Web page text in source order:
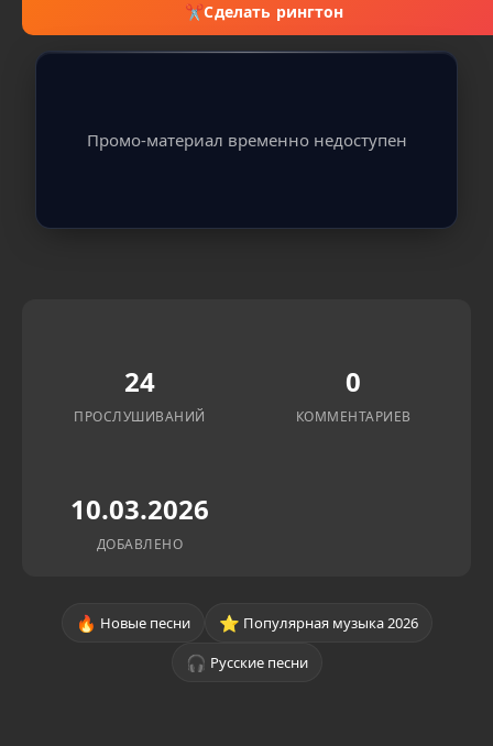
✂Сделать рингтон
Промо-материал временно недоступен
24
ПРОСЛУШИВАНИЙ
0
КОММЕНТАРИЕВ
10.03.2026
ДОБАВЛЕНО
🔥 Новые песни ⭐ Популярная музыка 2026
🎧 Русские песни